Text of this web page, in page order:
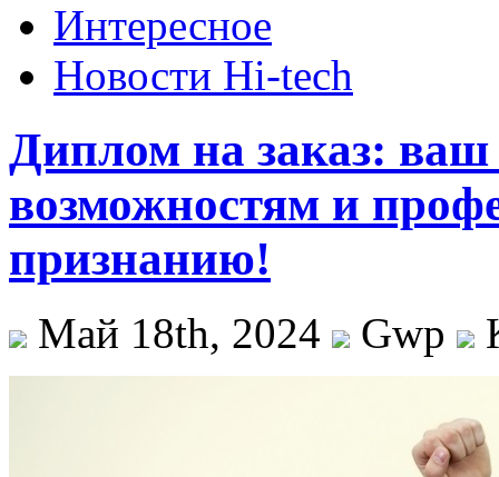
Интересное
Новости Hi-tech
Диплом на заказ:
возможностям и
признанию!
Май 18th, 2024 Gwp